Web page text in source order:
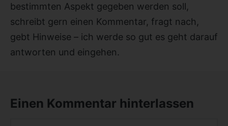
bestimmten Aspekt gegeben werden soll,
schreibt gern einen Kommentar, fragt nach,
gebt Hinweise – ich werde so gut es geht darauf
antworten und eingehen.
Einen Kommentar hinterlassen